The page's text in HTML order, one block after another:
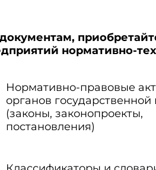
нормативно-
Нормативно-правовые
органов государственной
(законы, законопроекты,
постановления)